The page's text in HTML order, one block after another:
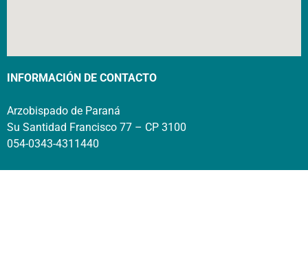
INFORMACIÓN DE CONTACTO
Arzobispado de Paraná
Su Santidad Francisco 77 – CP 3100
054-0343-4311440